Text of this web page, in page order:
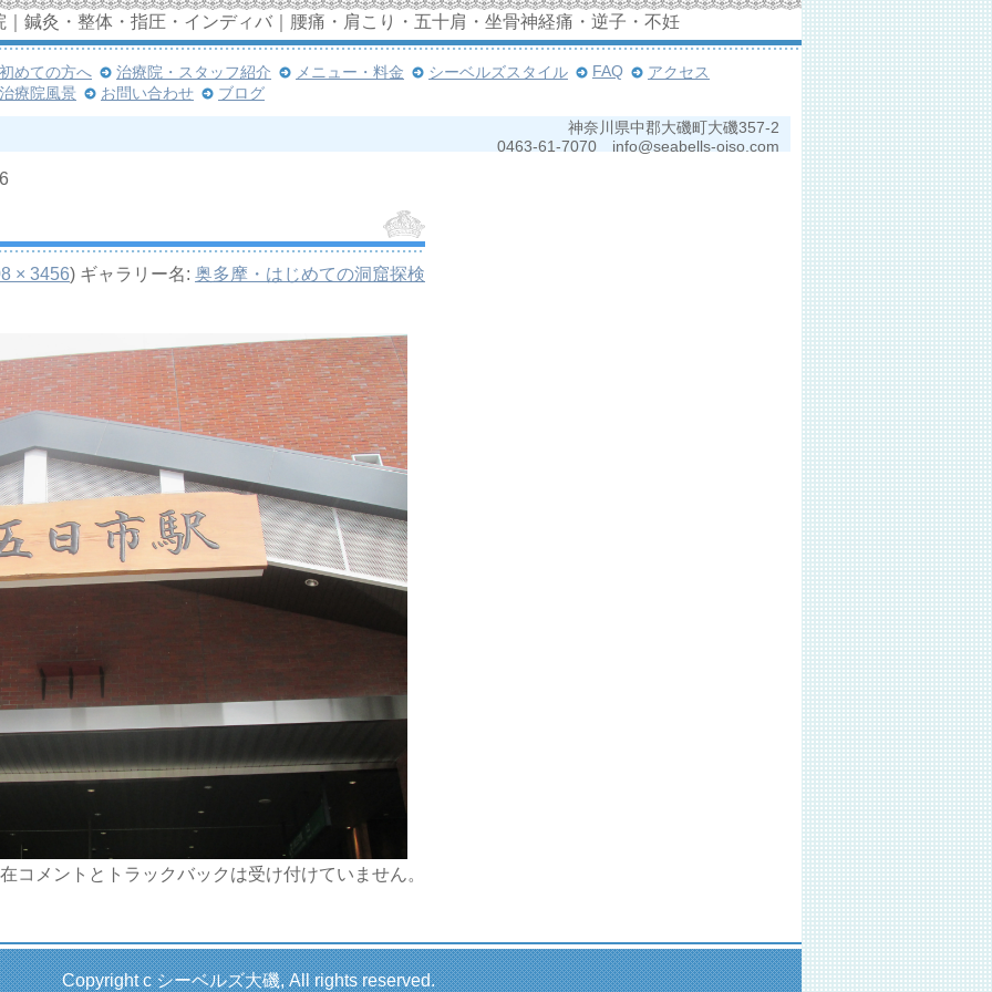
鍼灸・整体・指圧・インディバ｜腰痛・肩こり・五十肩・坐骨神経痛・逆子・不妊
神奈川県中郡大磯町大磯357-2
0463-61-7070 info@seabells-oiso.com
初めての方へ 治療院・スタッフ紹介 メニュー・料金 シーベルズスタイル FAQ
アクセス
治療院風景
お問い合わせ ブログ
× 3456) ギャラリー名: 奥多摩・はじめての洞窟探検
コメントとトラックバックは受け付けていません。
Copyright c シーベルズ大磯, All rights reserved.